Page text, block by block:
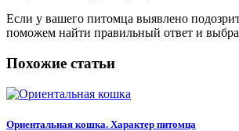
Если у вашего питомца выявлено
поможем найти правильный ответ и
Похожие статьи
Ориентальная кошка. Характер питомца